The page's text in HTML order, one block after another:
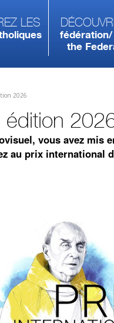
les
fédération/
the
2026
édition
vous avez mis
au prix international